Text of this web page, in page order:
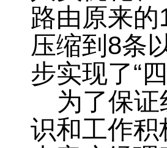
路由原来的
压缩到 8条
步实现了“
为了保
识和工作